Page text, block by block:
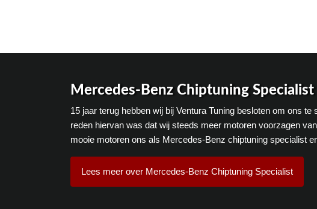
Mercedes-Benz Chiptuning Specialist
15 jaar terug hebben wij bij Ventura Tuning besloten om ons
reden hiervan was dat wij steeds meer motoren voorzagen
mooie motoren ons als Mercedes-Benz chiptuning specialist
Lees meer over Mercedes-Benz Chiptuning Specialist